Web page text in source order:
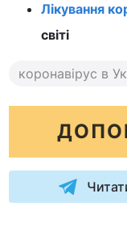
Лікування
світі
коронавірус в